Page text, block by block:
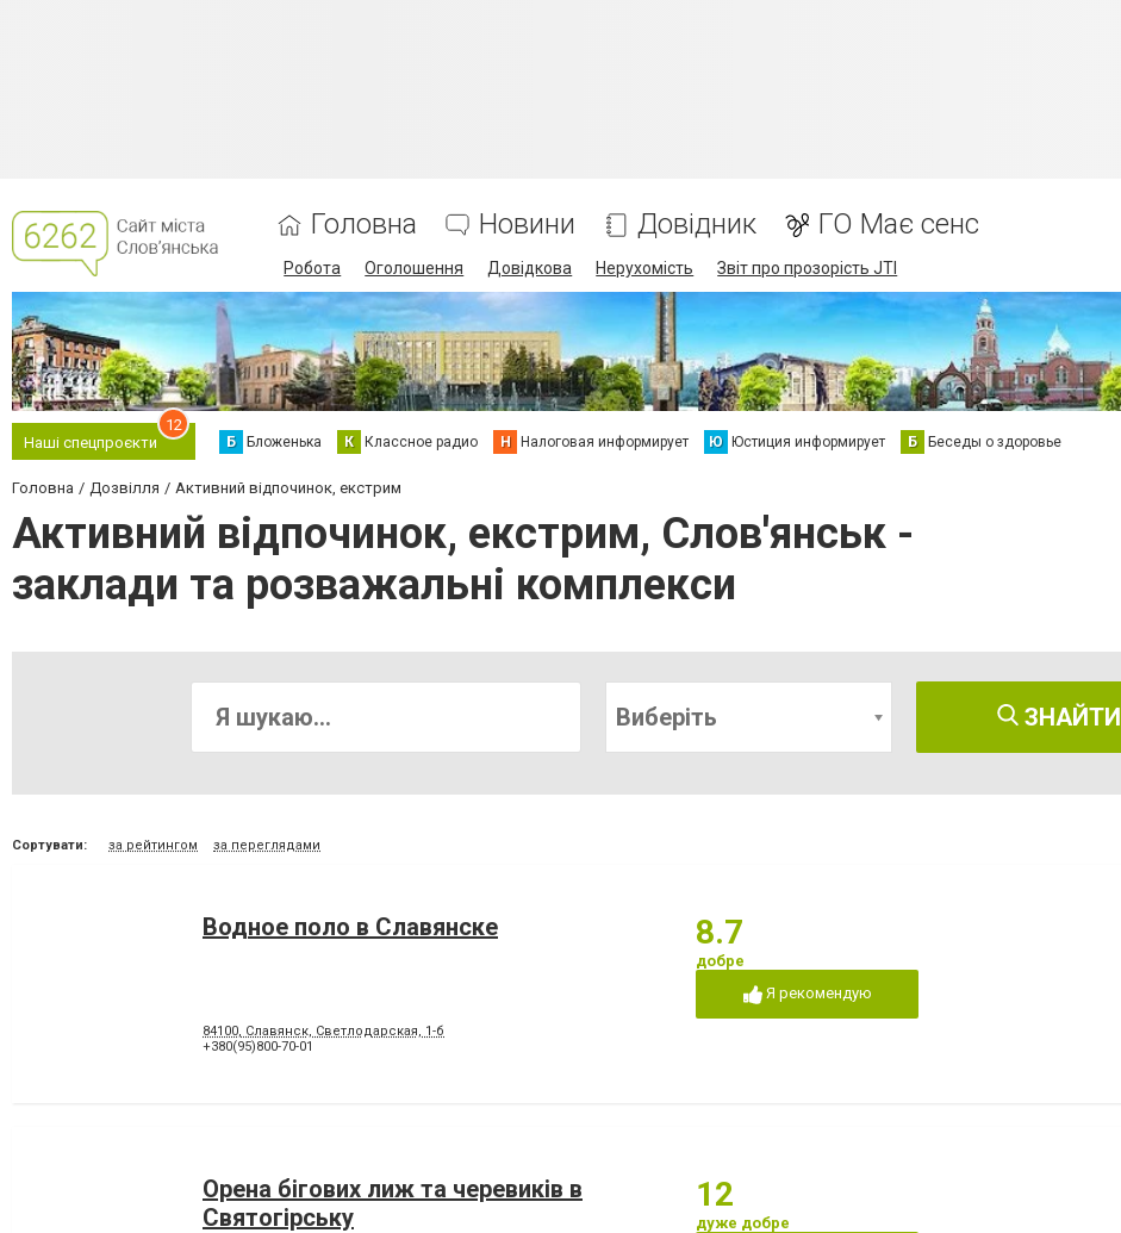
Головна Новини Довідник ГО Має сенс
Робота Оголошення Довідкова Нерухомість Звіт про прозорість JTI
Наші спецпроєкти
12
Б Бложенька К Классное радио Н Налоговая информирует Ю Юстиция информирует Б Беседы о здоровье
Головна Дозвілля Активний відпочинок, екстрим
Активний відпочинок, екстрим, Слов'янськ -
заклади та розважальні комплекси
Виберіть ЗНАЙТИ
Сортувати: за рейтингом за переглядами
Водное поло в Славянске
84100, Славянск, Светлодарская, 1-б
+380(95)800-70-01
8.7
добре
Я рекомендую
Орена бігових лиж та черевиків в
Святогірську
12
дуже добре